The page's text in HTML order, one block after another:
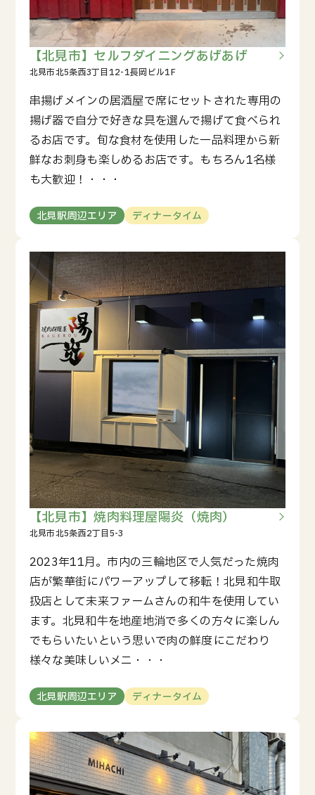
【北見市】セルフダイニングあげあげ
串揚げメインの居酒屋で席にセットされた専用の
揚げ器で自分で好きな具を選んで揚げて食べられ
るお店です。旬な食材を使用した一品料理から新
鮮なお刺身も楽しめるお店です。もちろん1名様
も大歓迎！・・・
北見駅周辺エリア ディナータイム
【北見市】焼肉料理屋陽炎（焼肉）
2023年11月。市内の三輪地区で人気だった焼肉
店が繁華街にパワーアップして移転！北見和牛取
扱店として未来ファームさんの和牛を使用してい
ます。北見和牛を地産地消で多くの方々に楽しん
でもらいたいという思いで肉の鮮度にこだわり
様々な美味しいメニ・・・
北見駅周辺エリア ディナータイム